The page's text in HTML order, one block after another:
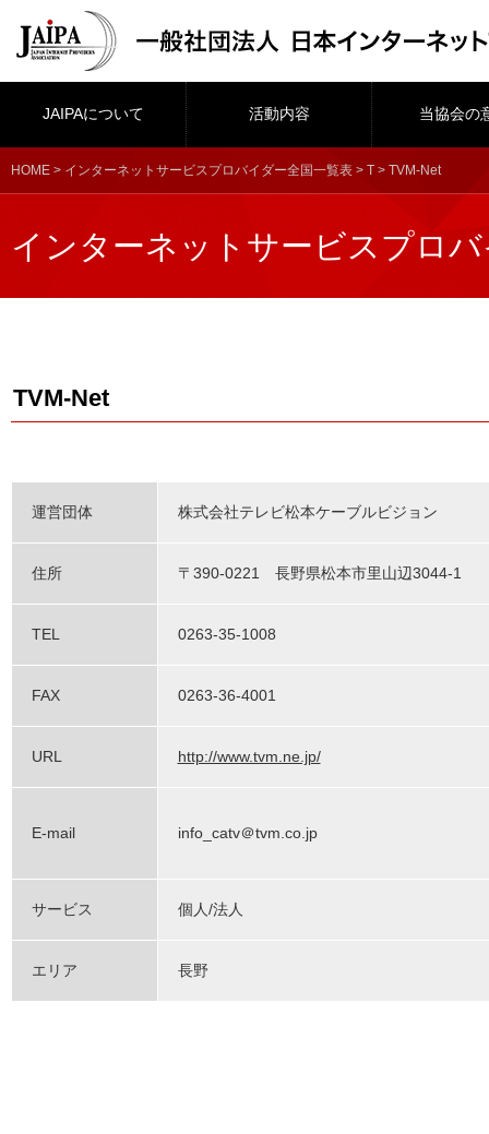
JAIPAについて 活動内容 当協会の
HOME > インターネットサービスプロバイダー全国一覧表 > T > TVM-Net
インターネットサービスプロ
TVM-Net
運営団体 株式会社テレビ松本ケーブルビジョン
住所 〒390-0221 長野県松本市里山辺3044-1
TEL 0263-35-1008
FAX 0263-36-4001
URL http://www.tvm.ne.jp/
E-mail info_catv＠tvm.co.jp
サービス 個人/法人
エリア 長野